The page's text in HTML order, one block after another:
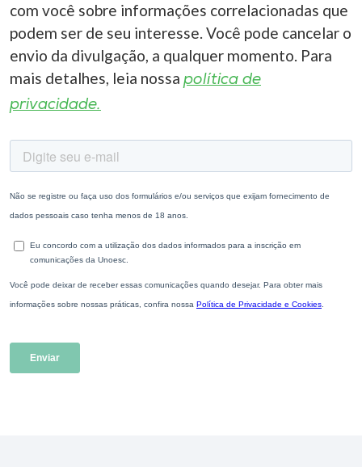
com você sobre informações correlacionadas que
podem ser de seu interesse. Você pode cancelar o
envio da divulgação, a qualquer momento. Para
mais detalhes, leia nossa política de
privacidade.